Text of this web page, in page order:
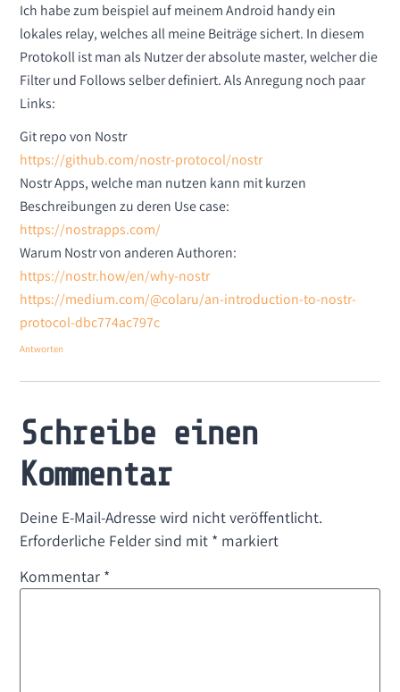
Ich habe zum beispiel auf meinem Android handy ein
lokales relay, welches all meine Beiträge sichert. In diesem
Protokoll ist man als Nutzer der absolute master, welcher die
Filter und Follows selber definiert. Als Anregung noch paar
Links:
Git repo von Nostr
https://github.com/nostr-protocol/nostr
Nostr Apps, welche man nutzen kann mit kurzen
Beschreibungen zu deren Use case:
https://nostrapps.com/
Warum Nostr von anderen Authoren:
https://nostr.how/en/why-nostr
https://medium.com/@colaru/an-introduction-to-nostr-
protocol-dbc774ac797c
Antworten
Schreibe einen
Kommentar
Deine E-Mail-Adresse wird nicht veröffentlicht.
Erforderliche Felder sind mit * markiert
Kommentar *